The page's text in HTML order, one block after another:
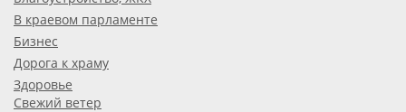
В краевом парламенте
Бизнес
Дорога к храму
Здоровье
Свежий ветер